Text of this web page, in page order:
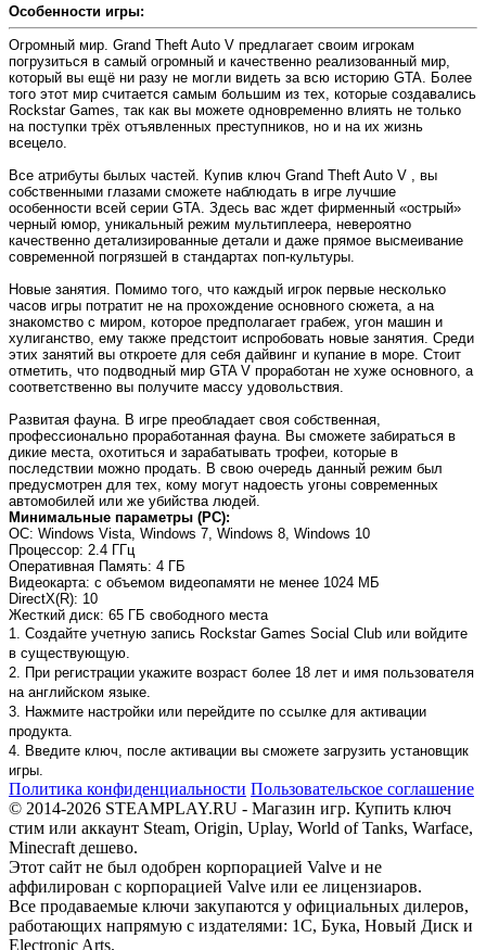
Особенности игры:
Огромный мир. Grand Theft Auto V предлагает своим игрокам
погрузиться в самый огромный и качественно реализованный мир,
который вы ещё ни разу не могли видеть за всю историю GTA. Более
того этот мир считается самым большим из тех, которые создавались
Rockstar Games, так как вы можете одновременно влиять не только
на поступки трёх отъявленных преступников, но и на их жизнь
всецело.
Все атрибуты былых частей. Купив ключ Grand Theft Auto V , вы
собственными глазами сможете наблюдать в игре лучшие
особенности всей серии GTA. Здесь вас ждет фирменный «острый»
черный юмор, уникальный режим мультиплеера, невероятно
качественно детализированные детали и даже прямое высмеивание
современной погрязшей в стандартах поп-культуры.
Новые занятия. Помимо того, что каждый игрок первые несколько
часов игры потратит не на прохождение основного сюжета, а на
знакомство с миром, которое предполагает грабеж, угон машин и
хулиганство, ему также предстоит испробовать новые занятия. Среди
этих занятий вы откроете для себя дайвинг и купание в море. Стоит
отметить, что подводный мир GTA V проработан не хуже основного, а
соответственно вы получите массу удовольствия.
Развитая фауна. В игре преобладает своя собственная,
профессионально проработанная фауна. Вы сможете забираться в
дикие места, охотиться и зарабатывать трофеи, которые в
последствии можно продать. В свою очередь данный режим был
предусмотрен для тех, кому могут надоесть угоны современных
автомобилей или же убийства людей.
Минимальные параметры (PC):
OC: Windows Vista, Windows 7, Windows 8, Windows 10
Процессор: 2.4 ГГц
Оперативная Память: 4 ГБ
Видеокарта: с объемом видеопамяти не менее 1024 МБ
DirectX(R): 10
Жесткий диск: 65 ГБ свободного места
1. Создайте учетную запись Rockstar Games Social Club или войдите
в существующую.
2. При регистрации укажите возраст более 18 лет и имя пользователя
на английском языке.
3. Нажмите настройки или перейдите по ссылке для активации
продукта.
4. Введите ключ, после активации вы сможете загрузить установщик
игры.
Политика конфиденциальности Пользовательское соглашение
© 2014-2026 STEAMPLAY.RU - Магазин игр. Купить ключ
стим или аккаунт Steam, Origin, Uplay, World of Tanks, Warface,
Minecraft дешево.
Этот сайт не был одобрен корпорацией Valve и не
аффилирован с корпорацией Valve или ее лицензиаров.
Все продаваемые ключи закупаются у официальных дилеров,
работающих напрямую с издателями: 1С, Бука, Новый Диск и
Electronic Arts.